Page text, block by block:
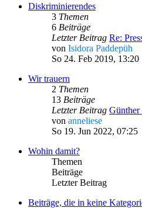
Diskriminierendes
3 Themen
6 Beiträge
Letzter Beitrag Re:
von Isidora Paddepüh
So 24. Feb 2019, 13:20
Wir trauern
2 Themen
13 Beiträge
Letzter Beitrag
von anneliese
So 19. Jun 2022, 07:25
Wohin damit?
Themen
Beiträge
Letzter Beitrag
Beiträge, die in keine